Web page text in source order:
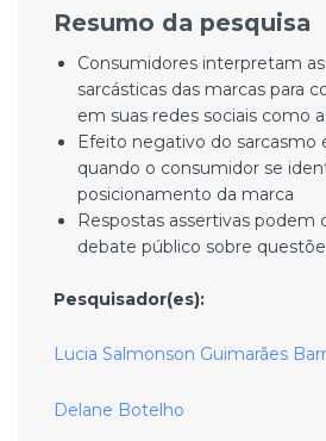
Resumo da pesquisa
Consumidores interpretam
sarcásticas das marcas para
em suas redes sociais como
Efeito negativo do sarcasmo
quando o consumidor se
posicionamento da marca
Respostas assertivas podem
debate público sobre
Pesquisador(es):
Lucia Salmonson Guimarães
Delane Botelho